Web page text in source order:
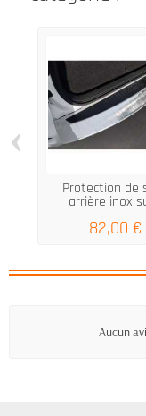
Protection de
arrière inox
82,00 €
‹
Aucun